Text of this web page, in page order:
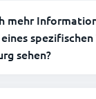
mehr
spezifischen
sehen?